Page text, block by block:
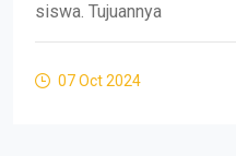
siswa. Tujuannya
07 Oct 2024